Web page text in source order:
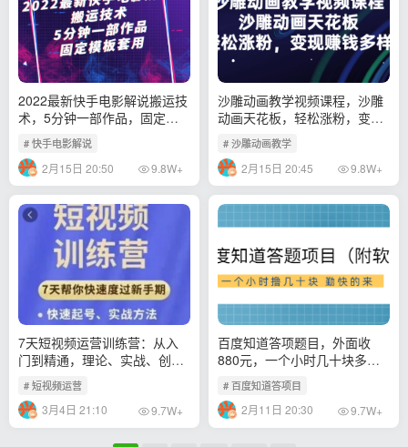
2022最新快手电影解说搬运技
术，5分钟一部作品，固定模
板套用
# 快手电影解说
2月15日 20:50 9.8W+
沙雕动画教学视频课程，沙雕
动画天花板，轻松涨粉，变现
赚钱多样化
# 沙雕动画教学
2月15日 20:45 9.8W+
7天短视频运营训练营：从入
门到精通，理论、实战、创新
一共42节课
# 短视频运营
3月4日 21:10 9.7W+
百度知道答项题目，外面收
880元，一个小时几十块多劳
# 百度知道答项目
2月11日 20:30 9.7W+